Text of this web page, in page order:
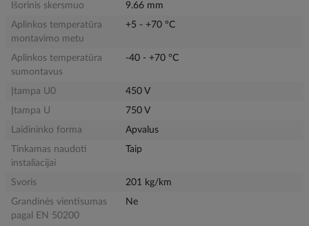
Išorinis skersmuo
9.66 mm
Aplinkos temperatūra
montavimo metu
+5 - +70 °C
Aplinkos temperatūra
sumontavus
-40 - +70 °C
Įtampa U0
450 V
Įtampa U
750 V
Laidininko forma
Apvalus
Tinkamas naudoti
instaliacijai
Taip
Svoris
201 kg/km
Grandinės vientisumas
pagal EN 50200
Ne